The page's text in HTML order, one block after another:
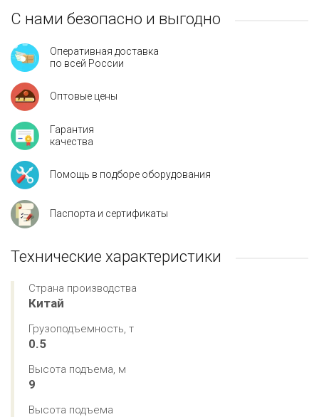
С нами безопасно и выгодно
Оперативная доставка
по всей России
Оптовые цены
Гарантия
качества
Помощь в подборе оборудования
Паспорта и сертификаты
Технические характеристики
Страна производства
Китай
Грузоподъемность, т
0.5
Высота подъема, м
9
Высота подъема